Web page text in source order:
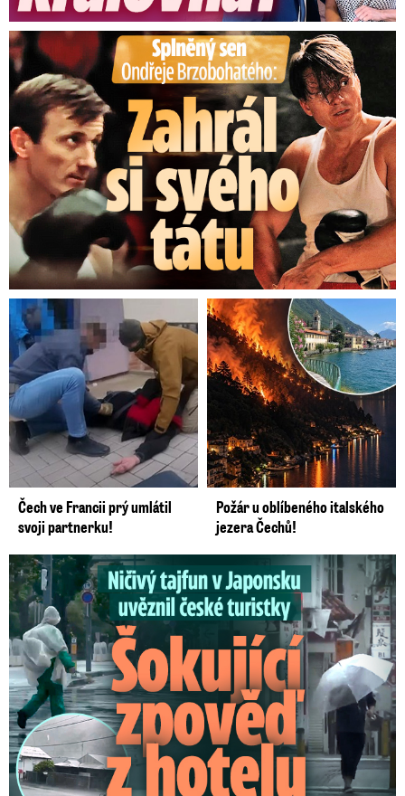
Splněný sen Ondřeje Brzobohatého: Zahrál si svého tátu
Čech ve Francii prý umlátil
svoji partnerku!
Požár u oblíbeného italského
jezera Čechů!
Ničivý tajfun uvěznil české turistky: Šokující zpověď